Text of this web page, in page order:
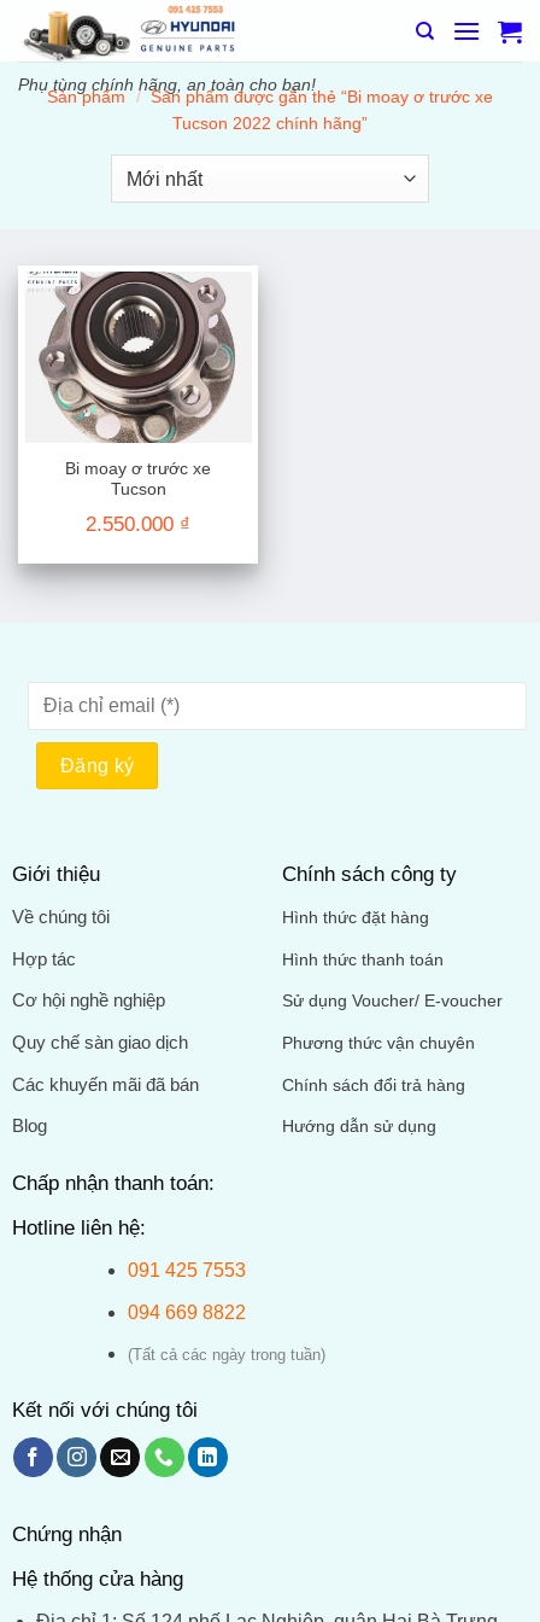
qua
nội
Phụ tùng chính hãng, an toàn cho bạn!
Sản phẩm / Sản phẩm được gắn thẻ “Bi moay ơ trước xe
Tucson 2022 chính hãng”
Bi moay ơ trước xe
Tucson
2.550.000 ₫
Giới thiệu
Về chúng tôi
Hợp tác
Cơ hội nghề nghiệp
Quy chế sàn giao dịch
Các khuyến mãi đã bán
Blog
Chính sách công ty
Hình thức đặt hàng
Hình thức thanh toán
Sử dụng Voucher/ E-voucher
Phương thức vận chuyên
Chính sách đổi trả hàng
Hướng dẫn sử dụng
Chấp nhận thanh toán:
Hotline liên hệ:
091 425 7553
094 669 8822
(Tất cả các ngày trong tuần)
Kết nối với chúng tôi
Chứng nhận
Hệ thống cửa hàng